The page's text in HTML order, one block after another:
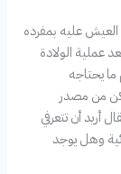
عليه بمفرده
عملية الولادة
يحتاجه
من مصدر
أريد أن تتعرفي
وهل يوجد